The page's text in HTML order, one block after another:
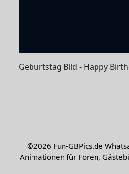
Geburtstag Bild - Happy
©2026 Fun-GBPics.de
Animationen für Foren,